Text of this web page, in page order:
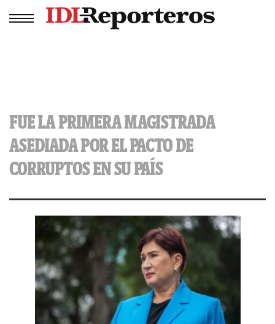
FUE LA PRIMERA MAGISTRADA
ASEDIADA POR EL PACTO DE
CORRUPTOS EN SU PAÍS